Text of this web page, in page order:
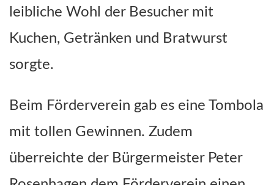
leibliche Wohl der Besucher mit
Kuchen, Getränken und Bratwurst
sorgte.
Beim Förderverein gab es eine Tombola
mit tollen Gewinnen. Zudem
überreichte der Bürgermeister Peter